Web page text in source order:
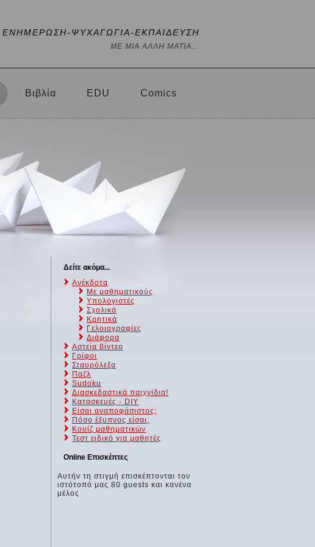
ΕΝΗΜΕΡΩΣΗ-ΨΥΧΑΓΩΓΙΑ-ΕΚΠΑΙΔΕΥΣΗ
ΜΕ ΜΙΑ ΑΛΛΗ ΜΑΤΙΑ...
Βιβλία EDU Comics
Δείτε ακόμα...
Ανέκδοτα
Με μαθηματικούς
Υπολογιστές
Σχολικά
Κρητικά
Γελοιογραφίες
Διάφορα
Αστεία βίντεο
Γρίφοι
Σταυρόλεξα
Παζλ
Sudoku
Διασκεδαστικά παιχνίδια!
Κατασκευές - DIY
Είσαι αναποφάσιστος;
Πόσο έξυπνος είσαι;
Kουίζ μαθηματικών
Τεστ ειδικό για μαθητές
Online Επισκέπτες
Αυτήν τη στιγμή επισκέπτονται τον
ιστότοπό μας 80 guests και κανένα
μέλος